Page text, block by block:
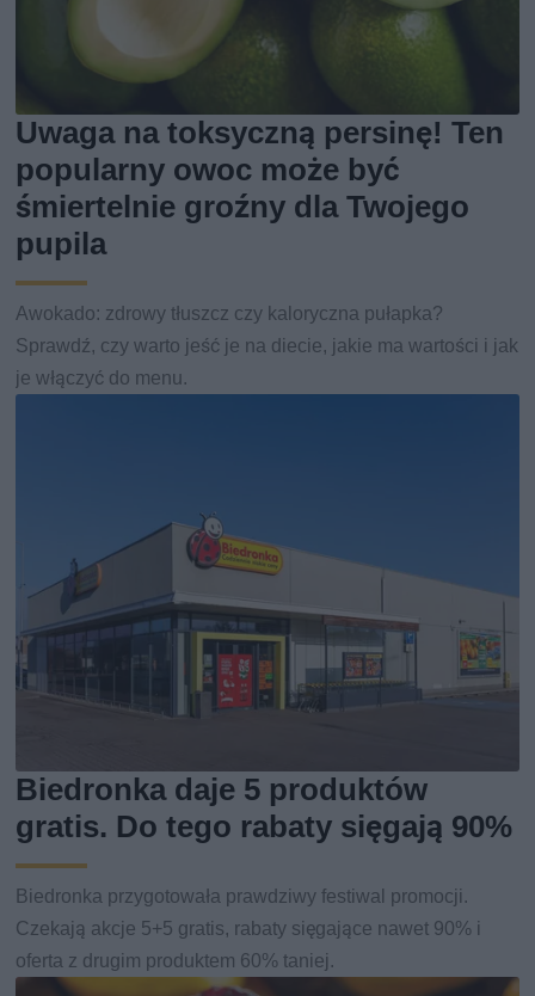
Uwaga na toksyczną persinę! Ten
popularny owoc może być
śmiertelnie groźny dla Twojego
pupila
Awokado: zdrowy tłuszcz czy kaloryczna pułapka?
Sprawdź, czy warto jeść je na diecie, jakie ma wartości i jak
je włączyć do menu.
Biedronka daje 5 produktów
gratis. Do tego rabaty sięgają 90%
Biedronka przygotowała prawdziwy festiwal promocji.
Czekają akcje 5+5 gratis, rabaty sięgające nawet 90% i
oferta z drugim produktem 60% taniej.